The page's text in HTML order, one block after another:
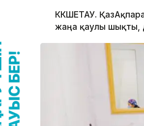
КӨКШЕТАУ.
жаңа қаулы шықты,